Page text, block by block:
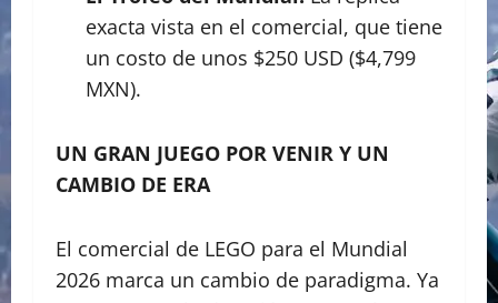
exacta vista en el comercial, que tiene
un costo de unos $250 USD ($4,799
MXN).
UN GRAN JUEGO POR VENIR Y UN
CAMBIO DE ERA
El comercial de LEGO para el Mundial
2026 marca un cambio de paradigma. Ya